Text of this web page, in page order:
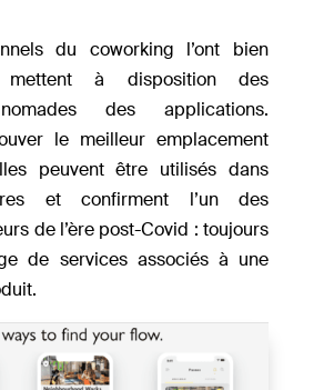
du coworking l’ont bien
à disposition des
des applications.
le meilleur emplacement
peuvent être utilisés dans
et confirment l’un des
de l’ère post-Covid : toujours
de services associés à une